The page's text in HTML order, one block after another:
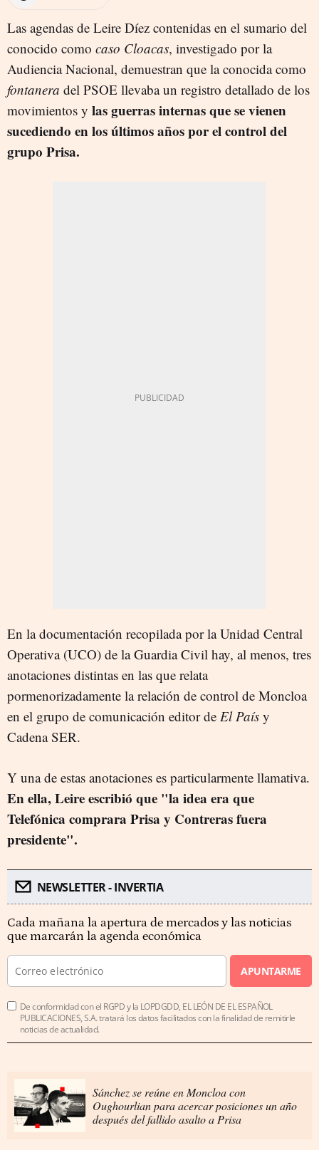
Las agendas de Leire Díez contenidas en el sumario del
conocido como caso Cloacas, investigado por la
Audiencia Nacional, demuestran que la conocida como
fontanera del PSOE llevaba un registro detallado de los
movimientos y las guerras internas que se vienen
sucediendo en los últimos años por el control del
grupo Prisa.
En la documentación recopilada por la Unidad Central
Operativa (UCO) de la Guardia Civil hay, al menos, tres
anotaciones distintas en las que relata
pormenorizadamente la relación de control de Moncloa
en el grupo de comunicación editor de El País y
Cadena SER.
Y una de estas anotaciones es particularmente llamativa.
En ella, Leire escribió que "la idea era que
Telefónica comprara Prisa y Contreras fuera
presidente".
NEWSLETTER - INVERTIA
Cada mañana la apertura de mercados y las noticias
que marcarán la agenda económica
APUNTARME
De conformidad con el RGPD y la LOPDGDD, EL LEÓN DE EL ESPAÑOL
PUBLICACIONES, S.A. tratará los datos facilitados con la finalidad de remitirle
noticias de actualidad.
Sánchez se reúne en Moncloa con
Oughourlian para acercar posiciones un año
después del fallido asalto a Prisa